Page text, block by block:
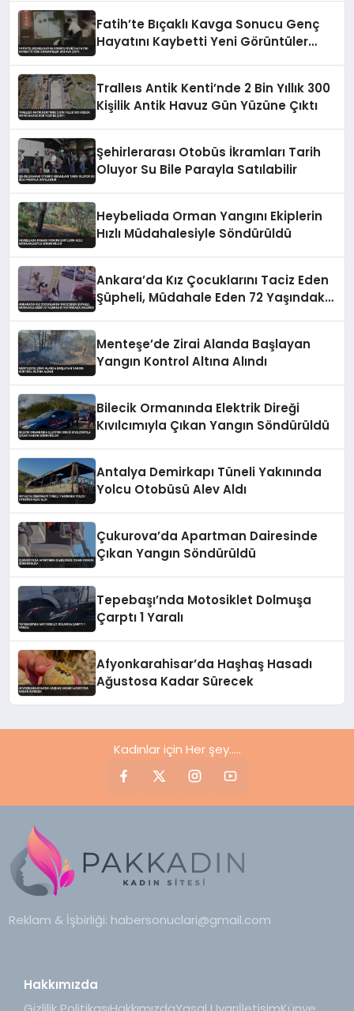
Fatih’te Bıçaklı Kavga Sonucu Genç
Hayatını Kaybetti Yeni Görüntüler
Tralleıs Antik Kenti’nde 2 Bin Yıllık 300
Kişilik Antik Havuz Gün Yüzüne Çıktı
Şehirlerarası Otobüs İkramları Tarih
Oluyor Su Bile Parayla Satılabilir
Heybeliada Orman Yangını Ekiplerin
Hızlı Müdahalesiyle Söndürüldü
Ankara’da Kız Çocuklarını Taciz Eden
Şüpheli, Müdahale Eden 72 Yaşındaki
Menteşe’de Zirai Alanda Başlayan
Yangın Kontrol Altına Alındı
Bilecik Ormanında Elektrik Direği
Kıvılcımıyla Çıkan Yangın Söndürüldü
Antalya Demirkapı Tüneli Yakınında
Yolcu Otobüsü Alev Aldı
Çukurova’da Apartman Dairesinde
Çıkan Yangın Söndürüldü
Tepebaşı’nda Motosiklet Dolmuşa
Çarptı 1 Yaralı
Afyonkarahisar’da Haşhaş Hasadı
Ağustosa Kadar Sürecek
Kadınlar için Her şey.....
Reklam & İşbirliği: habersonuclari@gmail.com
Hakkımızda